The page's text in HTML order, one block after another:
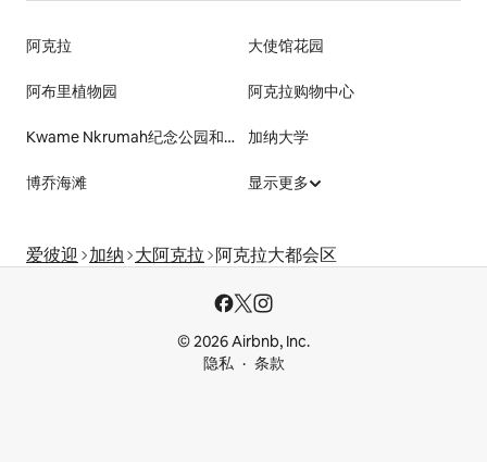
阿克拉 大使馆花园
阿布里植物园 阿克拉购物中心
Kwame Nkrumah纪念公园和陵墓 加纳大学
博乔海滩 显示更多
爱彼迎 加纳 大阿克拉 阿克拉大都会区
© 2026 Airbnb, Inc.
隐私
条款